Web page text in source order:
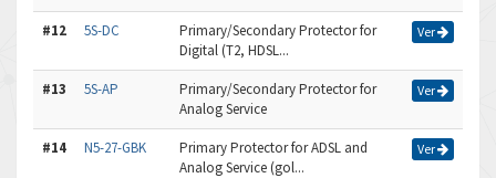
#12 5S-DC
Primary/Secondary Protector for
Digital (T2, HDSL...
Ver
#13 5S-AP
Primary/Secondary Protector for
Analog Service
Ver
#14 N5-27-GBK
Primary Protector for ADSL and
Analog Service (gol...
Ver